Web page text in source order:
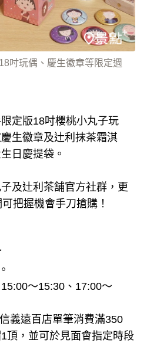
吋玩偶、慶生徽章等限定週
定版18吋櫻桃小丸子玩
生徽章及辻利抹茶霜淇
日慶提袋。
及辻利茶舗官方社群，更
把握機會手刀搶購！
～15:30、17:00～
義遠百店單筆消費滿350
頂，並可於見面會指定時段